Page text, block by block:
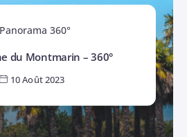
360°
du Montmarin – 360°
10 Août 2023